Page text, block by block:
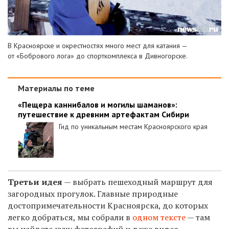
В Красноярске и окрестностях много мест для катания —
от «Бобрового лога» до спорткомплекса в Дивногорске.
Материалы по теме
«Пещера каннибалов и могилы шаманов»:
путешествие к древним артефактам Сибири
Гид по уникальным местам Красноярского края
Третьи идея — выбрать пешеходный маршрут для
загородных прогулок.Главные природные
достопримечательности Красноярска, до которых
легко добраться, мы собрали в одном тексте— там